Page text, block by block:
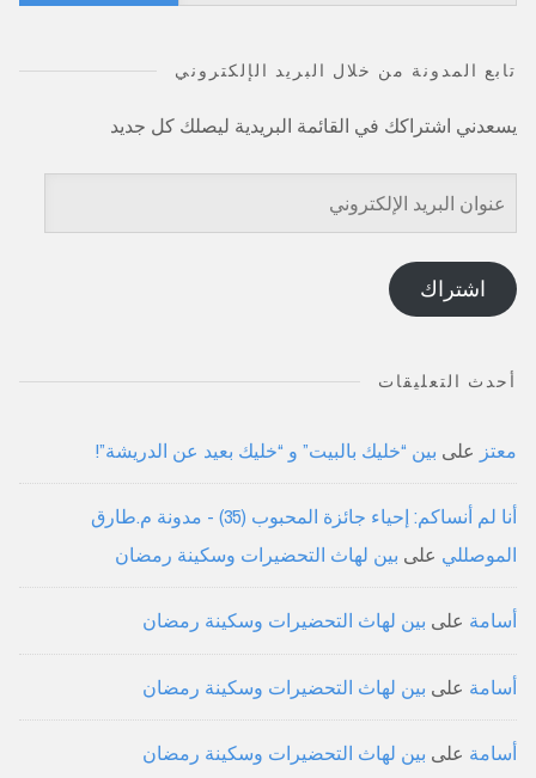
عن:
تابع المدونة من خلال البريد الإلكتروني
يسعدني اشتراكك في القائمة البريدية ليصلك كل جديد
عنوان
البريد
الإلكتروني
اشتراك
أحدث التعليقات
معتز على بين “خليك بالبيت” و “خليك بعيد عن الدريشة”!
أنا لم أنساكم: إحياء جائزة المحبوب (35) - مدونة م.طارق
الموصللي على بين لهاث التحضيرات وسكينة رمضان
أسامة على بين لهاث التحضيرات وسكينة رمضان
أسامة على بين لهاث التحضيرات وسكينة رمضان
أسامة على بين لهاث التحضيرات وسكينة رمضان